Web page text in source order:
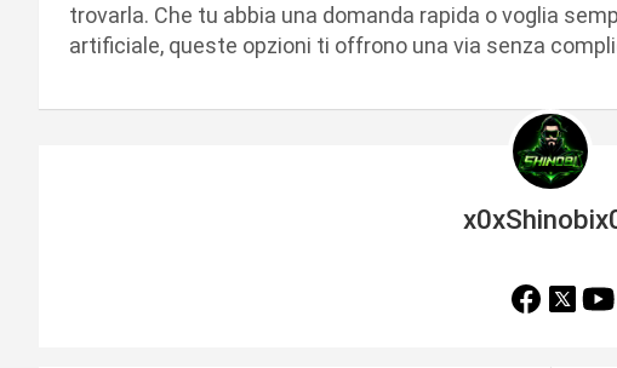
trovarla. Che tu abbia una domanda rapida o voglia
artificiale, queste opzioni ti offrono una via senza